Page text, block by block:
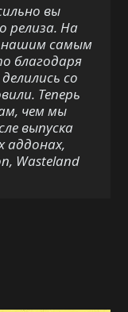
вы
релиза. На
нашим самым
благодаря
со
Теперь
чем мы
выпуска
аддонах,
Wasteland